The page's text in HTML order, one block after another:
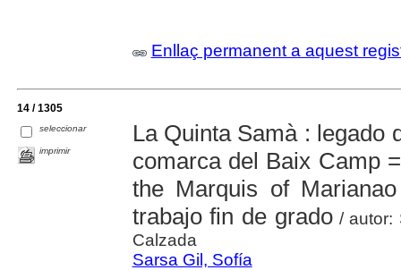
Enllaç permanent a aquest
14 / 1305
seleccionar
imprimir
La Quinta Samà : legado
comarca del Baix Camp
the Marquis of
trabajo fin de grado/ autor:
Calzada
Sarsa Gil, Sofía